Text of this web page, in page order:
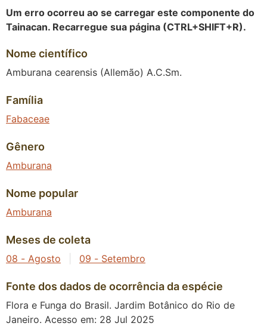
Nome científico
Amburana cearensis (Allemão) A.C.Sm.
Família
Fabaceae
Gênero
Amburana
Nome popular
Amburana
Meses de coleta
08 - Agosto 09 - Setembro
Fonte dos dados de ocorrência da espécie
Flora e Funga do Brasil. Jardim Botânico do Rio de
Janeiro. Acesso em: 28 Jul 2025
Um erro ocorreu ao se carregar este componente do
Tainacan. Recarregue sua página (CTRL+SHIFT+R).